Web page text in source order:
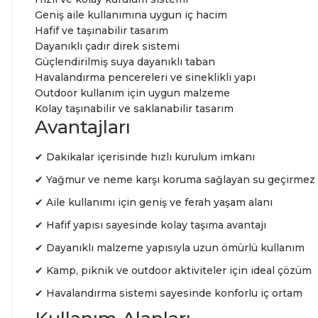
Geniş aile kullanımına uygun iç hacim
Hafif ve taşınabilir tasarım
Dayanıklı çadır direk sistemi
Güçlendirilmiş suya dayanıklı taban
Havalandırma pencereleri ve sineklikli yapı
Outdoor kullanım için uygun malzeme
Kolay taşınabilir ve saklanabilir tasarım
Avantajları
✔ Dakikalar içerisinde hızlı kurulum imkanı
✔ Yağmur ve neme karşı koruma sağlayan su geçirmez
✔ Aile kullanımı için geniş ve ferah yaşam alanı
✔ Hafif yapısı sayesinde kolay taşıma avantajı
✔ Dayanıklı malzeme yapısıyla uzun ömürlü kullanım
✔ Kamp, piknik ve outdoor aktiviteler için ideal çözüm
✔ Havalandırma sistemi sayesinde konforlu iç ortam